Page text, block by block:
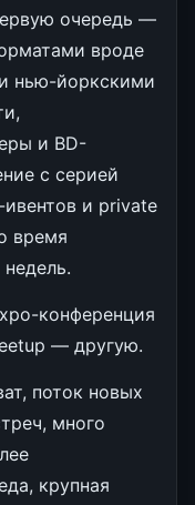
очередь —
вроде
нью-йоркскими
и BD-
с серией
и private
время
конференция
— другую.
поток новых
много
крупная